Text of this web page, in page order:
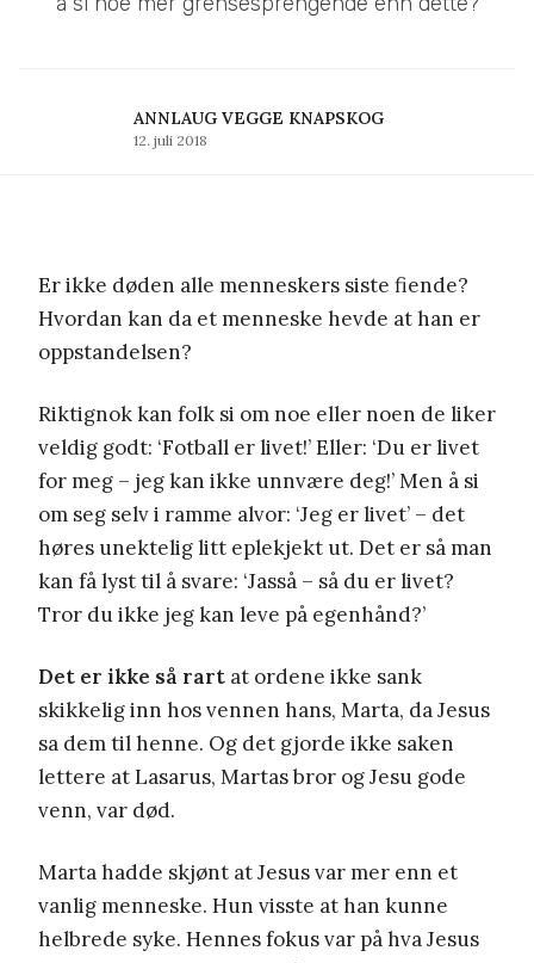
ANNLAUG VEGGE KNAPSKOG
12. juli 2018
Er ikke døden alle menneskers siste fiende?
Hvordan kan da et menneske hevde at han er
oppstandelsen?
Riktignok kan folk si om noe eller noen de liker
veldig godt: ‘Fotball er livet!’ Eller: ‘Du er livet
for meg – jeg kan ikke unnvære deg!’ Men å si
om seg selv i ramme alvor: ‘Jeg er livet’ – det
høres unektelig litt eplekjekt ut. Det er så man
kan få lyst til å svare: ‘Jasså – så du er livet?
Tror du ikke jeg kan leve på egenhånd?’
Det er ikke så rart at ordene ikke sank
skikkelig inn hos vennen hans, Marta, da Jesus
sa dem til henne. Og det gjorde ikke saken
lettere at Lasarus, Martas bror og Jesu gode
venn, var død.
Marta hadde skjønt at Jesus var mer enn et
vanlig menneske. Hun visste at han kunne
helbrede syke. Hennes fokus var på hva Jesus